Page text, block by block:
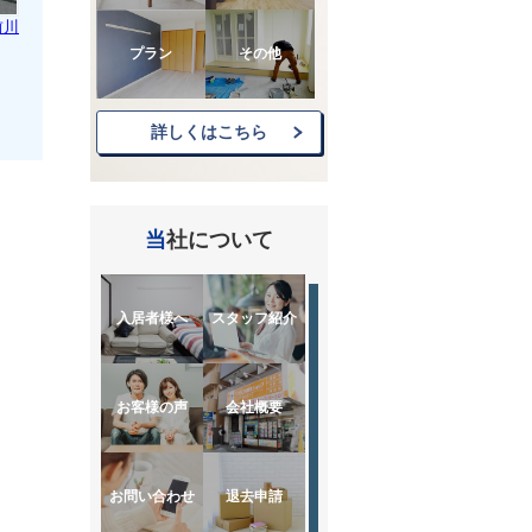
プラン その他
詳しくはこちら
当社について
入居者様へ スタッフ紹介
お客様の声 会社概要
お問い合わせ 退去申請